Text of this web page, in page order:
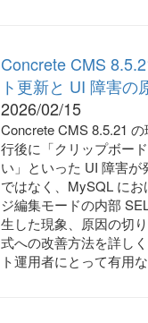
Concrete CMS
ト更新と UI 障害の
2026/02/15
Concrete CMS 8.5.21
行後に「クリップボー
い」といった UI 障害
ではなく、MySQL に
ジ編集モードの内部
生した現象、原因の切
式への改善方法を詳し
ト運用者にとって有用